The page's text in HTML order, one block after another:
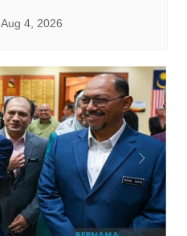
Aug 4, 2026